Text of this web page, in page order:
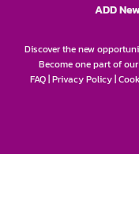
ADD
Discover the new
Become one part of
FAQ|Privacy Policy|